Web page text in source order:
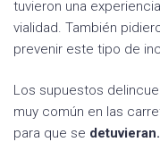
tuvieron una
vialidad. También
prevenir este tipo de
Los supuestos
muy común en las
para que se detuvieran.